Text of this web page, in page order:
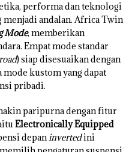
performa dan teknologi
andalan. Africa Twin
Mode, memberikan
Empat mode standar
) siap disesuaikan dengan
kustom yang dapat
pribadi.
paripurna dengan fitur
Electronically Equipped
depaninvertedini